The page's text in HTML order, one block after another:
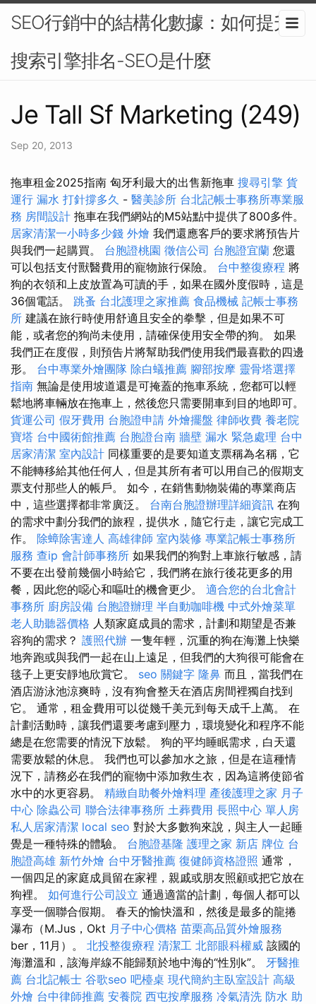
SEO行銷中的結構化數據：如何提升
搜索引擎排名-SEO是什麼
Je Tall Sf Marketing (249)
Sep 20, 2013
拖車租金2025指南 匈牙利最大的出售新拖車 搜尋引擎 貨
運行 漏水 打針撐多久 - 醫美診所 台北記帳士事務所專業服
務 房間設計 拖車在我們網站的M5站點中提供了800多件。
居家清潔一小時多少錢 外燴 我們還應客戶的要求將預告片
與我們一起購買。 台胞證桃園 徵信公司 台胞證宜蘭 您還
可以包括支付獸醫費用的寵物旅行保險。 台中整復療程 將
狗的衣領和上皮放置為可讀的手，如果在國外度假時，這是
36個電話。 跳蚤 台北護理之家推薦 食品機械 記帳士事務
所 建議在旅行時使用舒適且安全的拳擊，但是如果不可
能，或者您的狗尚未使用，請確保使用安全帶的狗。 如果
我們正在度假，則預告片將幫助我們使用我們最喜歡的四邊
形。 台中專業外燴團隊 除白蟻推薦 腳部按摩 靈骨塔選擇
指南 無論是使用坡道還是可掩蓋的拖車系統，您都可以輕
鬆地將車輛放在拖車上，然後您只需要開車到目的地即可。
貨運公司 假牙費用 台胞證申請 外燴擺盤 律師收費 養老院
寶塔 台中國術館推薦 台胞證台南 牆壁 漏水 緊急處理 台中
居家清潔 室內設計 同樣重要的是要知道支票稱為名稱，它
不能轉移給其他任何人，但是其所有者可以用自己的假期支
票支付那些人的帳戶。 如今，在銷售動物裝備的專業商店
中，這些選擇都非常廣泛。 台南台胞證辦理詳細資訊 在狗
的需求中劃分我們的旅程，提供水，隨它行走，讓它完成工
作。 除蟑除害達人 高雄律師 室內裝修 專業記帳士事務所
服務 查ip 會計師事務所 如果我們的狗對上車旅行敏感，請
不要在出發前幾個小時給它，我們將在旅行後花更多的用
餐，因此您的噁心和嘔吐的機會更少。 適合您的台北會計
事務所 廚房設備 台胞證辦理 半自動咖啡機 中式外燴菜單
老人助聽器價格 人類家庭成員的需求，計劃和期望是否兼
容狗的需求？ 護照代辦 一隻年輕，沉重的狗在海灘上快樂
地奔跑或與我們一起在山上遠足，但我們的大狗很可能會在
毯子上更安靜地欣賞它。 seo 關鍵字 隆鼻 而且，當我們在
酒店游泳池涼爽時，沒有狗會整天在酒店房間裡獨自找到
它。 通常，租金費用可以從幾千美元到每天成千上萬。 在
計劃活動時，讓我們還要考慮到壓力，環境變化和程序不能
總是在您需要的情況下放鬆。 狗的平均睡眠需求，白天還
需要放鬆的休息。 我們也可以參加水之旅，但是在這種情
況下，請務必在我們的寵物中添加救生衣，因為這將使節省
水中的水更容易。 精緻自助餐外燴料理 產後護理之家 月子
中心 除蟲公司 聯合法律事務所 土葬費用 長照中心 單人房
私人居家清潔 local seo 對於大多數狗來說，與主人一起睡
覺是一種特殊的體驗。 台胞證基隆 護理之家 新店 牌位 台
胞證高雄 新竹外燴 台中牙醫推薦 復健師資格證照 通常，
一個四足的家庭成員留在家裡，親戚或朋友照顧或把它放在
狗裡。 如何進行公司設立 通過適當的計劃，每個人都可以
享受一個聯合假期。 春天的愉快溫和，然後是最多的龍捲
瀑布（M.Jus，Okt 月子中心價格 苗栗高品質外燴服務
ber，11月）。 北投整復療程 清潔工 北部眼科權威 該國的
海灘溫和，該海岸線不能歸類於地中海的“性別k”。 牙醫推
薦 台北記帳士 谷歌seo 吧檯桌 現代簡約主臥室設計 高級
外燴 台中律師推薦 安養院 西屯按摩服務 冷氣清洗 防水 助